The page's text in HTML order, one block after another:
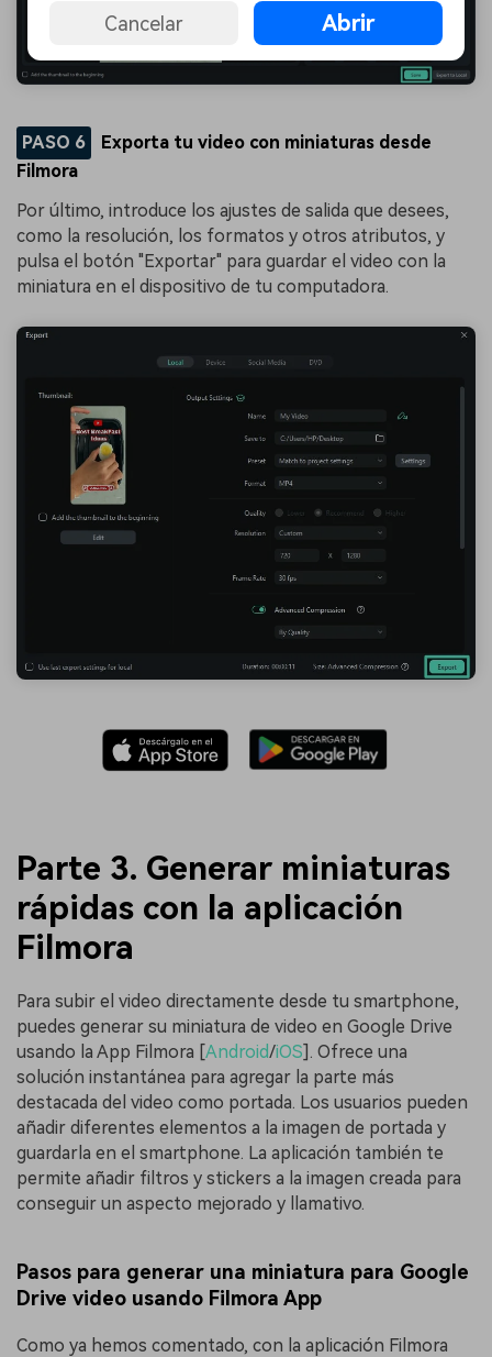
PASO 6
Exporta tu video con miniaturas desde
Filmora
Por último, introduce los ajustes de salida que desees,
como la resolución, los formatos y otros atributos, y
pulsa el botón "Exportar" para guardar el video con la
miniatura en el dispositivo de tu computadora.
Parte 3. Generar miniaturas
rápidas con la aplicación
Filmora
Para subir el video directamente desde tu smartphone,
puedes generar su miniatura de video en Google Drive
usando la App Filmora [Android/iOS]. Ofrece una
solución instantánea para agregar la parte más
destacada del video como portada. Los usuarios pueden
añadir diferentes elementos a la imagen de portada y
guardarla en el smartphone. La aplicación también te
permite añadir filtros y stickers a la imagen creada para
conseguir un aspecto mejorado y llamativo.
Pasos para generar una miniatura para Google
Drive video usando Filmora App
Como ya hemos comentado, con la aplicación Filmora
Cancelar Abrir